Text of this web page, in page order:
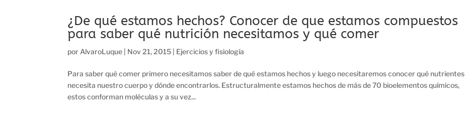
¿De qué estamos hechos? Conocer de que estamos compuestos
para saber qué nutrición necesitamos y qué comer
por AlvaroLuque Nov 21, 2015 Ejercicios y fisiología
Para saber qué comer primero necesitamos saber de qué estamos hechos y luego necesitaremos conocer qué nutrientes
necesita nuestro cuerpo y dónde encontrarlos. Estructuralmente estamos hechos de más de 70 bioelementos químicos,
estos conforman moléculas y a su vez...